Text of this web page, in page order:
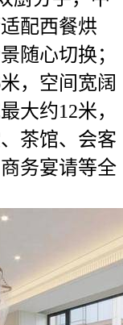
配西餐烘
随心切换；
，空间宽阔
大约12米，
茶馆、会客
务宴请等全